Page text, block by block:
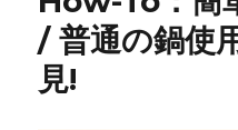
/ 普通の鍋使
見!